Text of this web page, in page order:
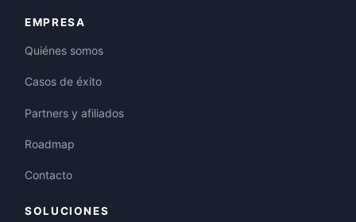
EMPRESA
Quiénes somos
Casos de éxito
Partners y afiliados
Roadmap
Contacto
SOLUCIONES